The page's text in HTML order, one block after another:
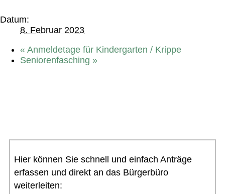
Datum:
8. Februar 2023
« Anmeldetage für Kindergarten / Krippe
Seniorenfasching »
Hier können Sie schnell und einfach Anträge
erfassen und direkt an das Bürgerbüro
weiterleiten: